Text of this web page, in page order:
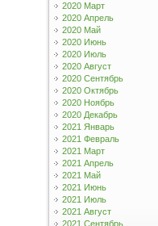
2020 Март
2020 Апрель
2020 Май
2020 Июнь
2020 Июль
2020 Август
2020 Сентябрь
2020 Октябрь
2020 Ноябрь
2020 Декабрь
2021 Январь
2021 Февраль
2021 Март
2021 Апрель
2021 Май
2021 Июнь
2021 Июль
2021 Август
2021 Сентябрь